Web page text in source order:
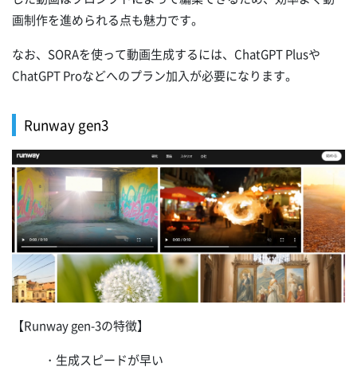
画制作を進められる点も魅力です。
なお、SORAを使って動画生成するには、ChatGPT Plusや
ChatGPT Proなどへのプラン加入が必要になります。
Runway gen3
【Runway gen-3の特徴】
・生成スピードが早い